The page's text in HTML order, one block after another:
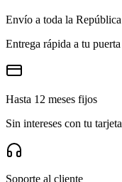
Envío a toda la República
Entrega rápida a tu puerta
Hasta 12 meses fijos
Sin intereses con tu tarjeta
Soporte al cliente